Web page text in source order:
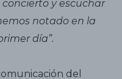
y escuchar
notado en la
día”.
del